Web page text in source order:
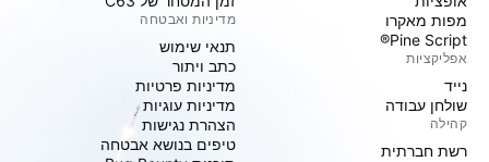
מפות מאקרו
Pine Script®
אפליקציות
נייד
שולחן עבודה
קהילה
רשת חברתית
מדיניות ואבטחה
תנאי שימוש
כתב ויתור
מדיניות פרטיות
מדיניות עוגיות
הצהרת נגישות
טיפים בנושא אבטחה